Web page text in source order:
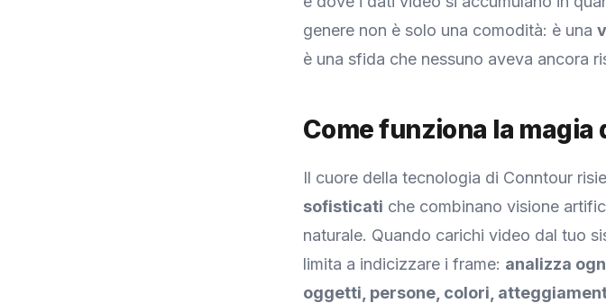
genere non è solo una comodità: è una
è una sfida che nessuno aveva ancora
Come funziona la magia
Il cuore della tecnologia di Conntour
sofisticati che combinano visione
naturale. Quando carichi video dal tuo
limita a indicizzare i frame: analizza
oggetti, persone, colori,